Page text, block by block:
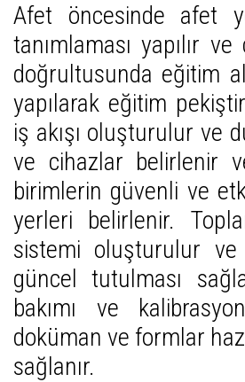
Afet öncesinde afet
tanımlaması yapılır
doğrultusunda eğitim
yapılarak eğitim
iş akışı oluşturulur ve
ve cihazlar belirlenir
birimlerin güvenli ve
yerleri belirlenir.
sistemi oluşturulur
güncel tutulması
bakımı ve
doküman ve formlar
sağlanır.